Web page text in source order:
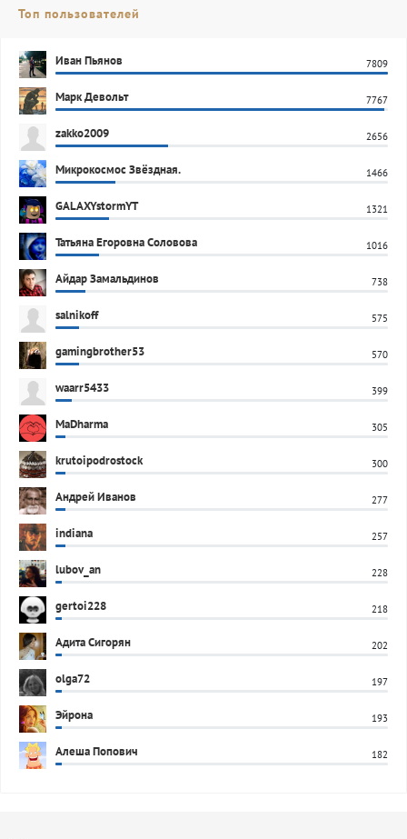
Топ пользователей
Иван Пьянов 7809
Марк Девольт 7767
zakko2009 2656
Микрокосмос Звёздная. 1466
GALAXYstormYT 1321
Татьяна Егоровна Соловова 1016
Айдар Замальдинов 738
salnikoff 575
gamingbrother53 570
waarr5433 399
MaDharma 305
krutoipodrostock 300
Андрей Иванов 277
indiana 257
lubov_an 228
gertoi228 218
Адита Сигорян 202
olga72 197
Эйрона 193
Алеша Попович 182